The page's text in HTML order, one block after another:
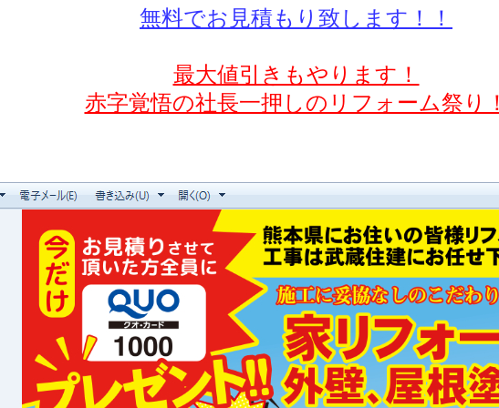
無料でお見積もり致します！！
最大値引きもやります！
赤字覚悟の社長一押しのリフォーム祭り